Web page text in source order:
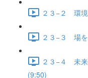
２３−２ 環
２３−３ 場
２３−４ 未来
(9:50)